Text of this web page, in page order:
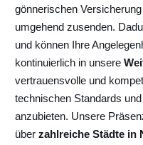
gönnerischen
umgehend zusenden.
und können Ihre
kontinuierlich in unsere
vertrauensvolle und
technischen Standards
anzubieten. Unsere
über zahlreiche Städte in